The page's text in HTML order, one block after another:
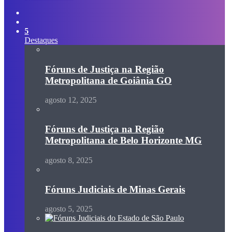
por
5
Destaques
Fóruns de Justiça na Região
Metropolitana de Goiânia GO
agosto 12, 2025
Fóruns de Justiça na Região
Metropolitana de Belo Horizonte MG
agosto 8, 2025
Fóruns Judiciais de Minas Gerais
agosto 5, 2025